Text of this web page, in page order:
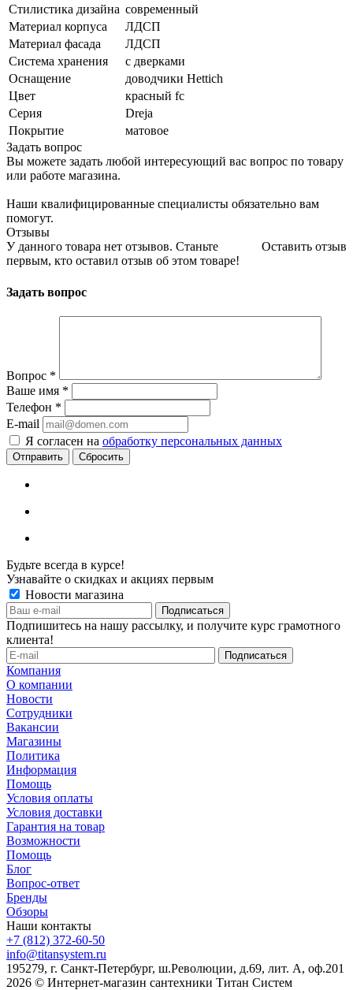
Стилистика дизайна современный
Материал корпуса
ЛДСП
Материал фасада
ЛДСП
Система хранения
с дверками
Оснащение
доводчики Hettich
Цвет
красный fc
Серия
Dreja
Покрытие
матовое
Задать вопрос
Вы можете задать любой интересующий вас вопрос по товару
или работе магазина.
Наши квалифицированные специалисты обязательно вам
помогут.
Отзывы
Оставить отзыв
У данного товара нет отзывов. Станьте
первым, кто оставил отзыв об этом товаре!
Задать вопрос
Вопрос *
Ваше имя *
Телефон *
E-mail
Я согласен на обработку персональных данных
Сбросить
Будьте всегда в курсе!
Узнавайте о скидках и акциях первым
Новости магазина
Подпишитесь на нашу рассылку, и получите курс грамотного
клиента!
Компания
О компании
Новости
Сотрудники
Вакансии
Магазины
Политика
Информация
Помощь
Условия оплаты
Условия доставки
Гарантия на товар
Возможности
Помощь
Блог
Вопрос-ответ
Бренды
Обзоры
Наши контакты
+7 (812) 372-60-50
info@titansystem.ru
195279, г. Санкт-Петербург, ш.Революции, д.69, лит. А, оф.201
2026 © Интернет-магазин сантехники Титан Систем